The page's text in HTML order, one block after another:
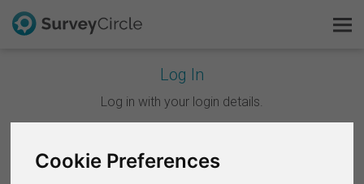
Cookie Preferences
Log In
Log in with your login details.
Continuer avec Google
C'est SurveyCircle